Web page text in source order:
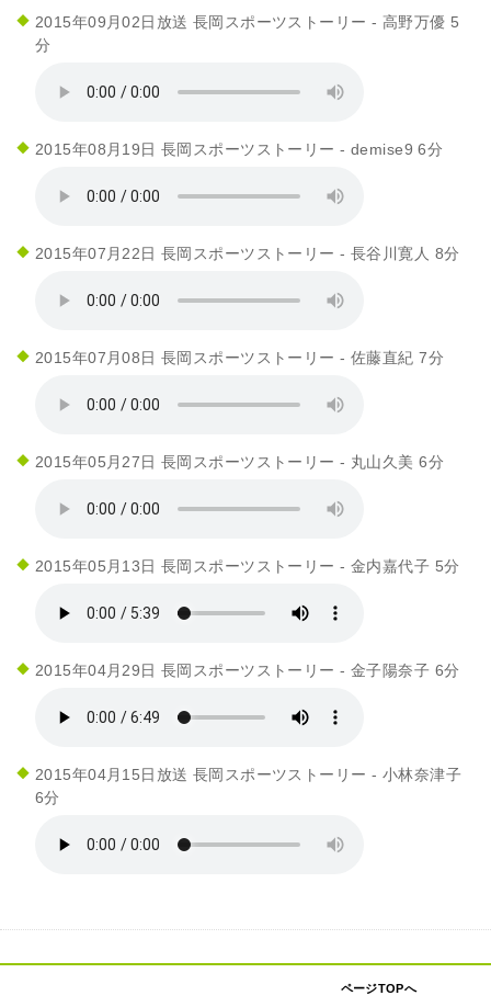
2015年09月02日放送 長岡スポーツストーリー - 高野万優 5
分
2015年08月19日 長岡スポーツストーリー - demise9 6分
2015年07月22日 長岡スポーツストーリー - 長谷川寛人 8分
2015年07月08日 長岡スポーツストーリー - 佐藤直紀 7分
2015年05月27日 長岡スポーツストーリー - 丸山久美 6分
2015年05月13日 長岡スポーツストーリー - 金内嘉代子 5分
2015年04月29日 長岡スポーツストーリー - 金子陽奈子 6分
2015年04月15日放送 長岡スポーツストーリー - 小林奈津子
6分
ページTOPへ